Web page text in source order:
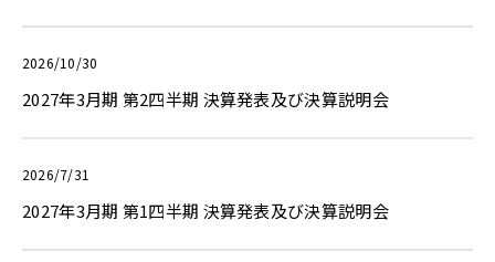
2026/10/30
2027年3月期 第2四半期 決算発表及び決算説明会
2026/7/31
2027年3月期 第1四半期 決算発表及び決算説明会